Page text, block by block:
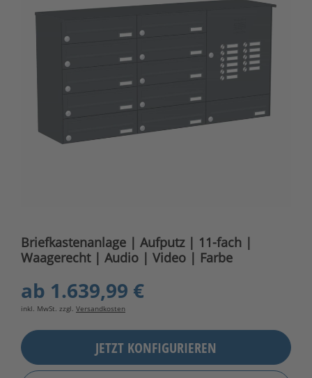
Briefkastenanlage | Aufputz | 11-fach |
Waagerecht | Audio | Video | Farbe
ab 1.639,99 €
inkl. MwSt. zzgl. Versandkosten
JETZT KONFIGURIEREN